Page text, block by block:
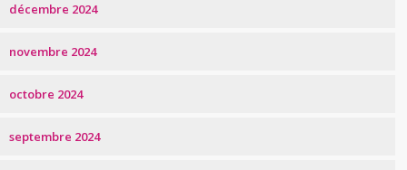
décembre 2024
novembre 2024
octobre 2024
septembre 2024